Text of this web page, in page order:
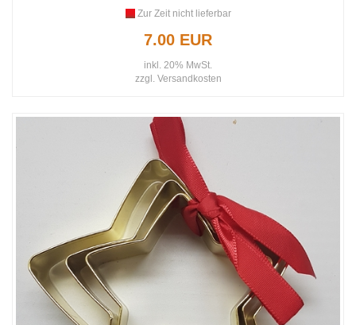
Zur Zeit nicht lieferbar
7.00 EUR
inkl. 20% MwSt.
zzgl. Versandkosten